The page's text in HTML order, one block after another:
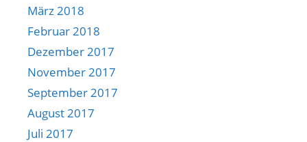
März 2018
Februar 2018
Dezember 2017
November 2017
September 2017
August 2017
Juli 2017